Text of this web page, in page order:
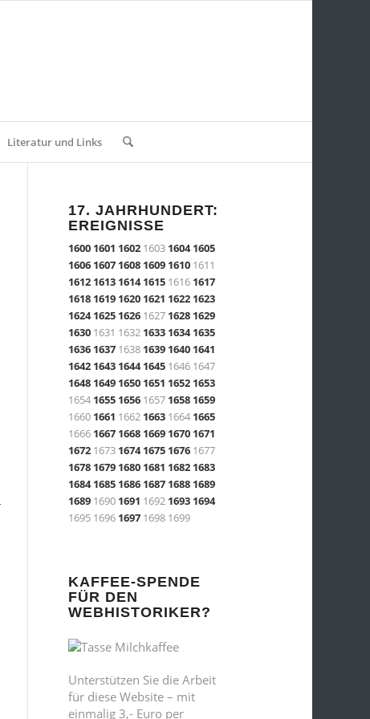
Literatur und Links
17. JAHRHUNDERT:
EREIGNISSE
1600 1601 1602 1603 1604 1605
1606 1607 1608 1609 1610 1611
1612 1613 1614 1615 1616 1617
1618 1619 1620 1621 1622 1623
1624 1625 1626 1627 1628 1629
1630 1631 1632 1633 1634 1635
1636 1637 1638 1639 1640 1641
1642 1643 1644 1645 1646 1647
1648 1649 1650 1651 1652 1653
1654 1655 1656 1657 1658 1659
1660 1661 1662 1663 1664 1665
1666 1667 1668 1669 1670 1671
1672 1673 1674 1675 1676 1677
1678 1679 1680 1681 1682 1683
1684 1685 1686 1687 1688 1689
1689 1690 1691 1692 1693 1694
1695 1696 1697 1698 1699
KAFFEE-SPENDE
FÜR DEN
WEBHISTORIKER?
Unterstützen Sie die Arbeit
für diese Website – mit
einmalig 3,- Euro per